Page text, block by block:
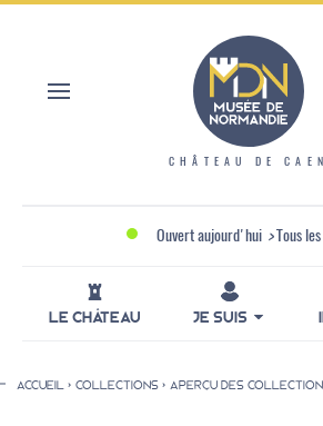
Aller
CHÂTEAU DE CAEN
Ouvert aujourd'hui > Tous
LE CHÂTEAU JE SUIS
ACCUEIL COLLECTIONS APERÇU DES
Panneau de gestion des cookies